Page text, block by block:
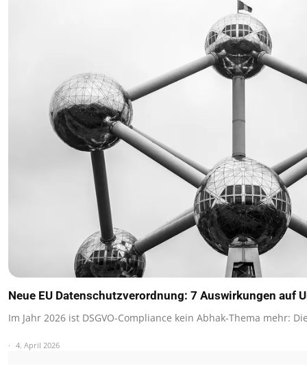
Neue EU Datenschutzverordnung: 7 Auswirkungen auf
Im Jahr 2026 ist DSGVO-Compliance kein Abhak-Thema mehr:
4. April 2026